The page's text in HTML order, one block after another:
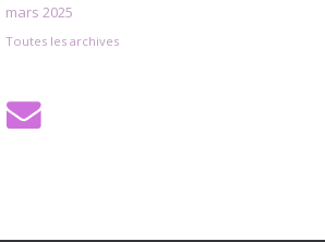
mars 2025
Toutes les archives